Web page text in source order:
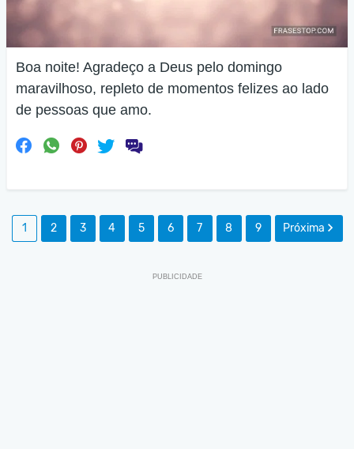
Boa noite! Agradeço a Deus pelo domingo
maravilhoso, repleto de momentos felizes ao lado
de pessoas que amo.
1 2 3 4 5 6 7 8 9 Próxima